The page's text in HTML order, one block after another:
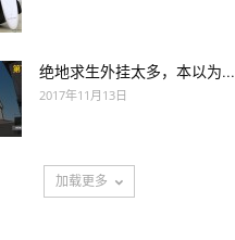
绝地求生外挂太多，本以为...
2017年11月13日
加载更多